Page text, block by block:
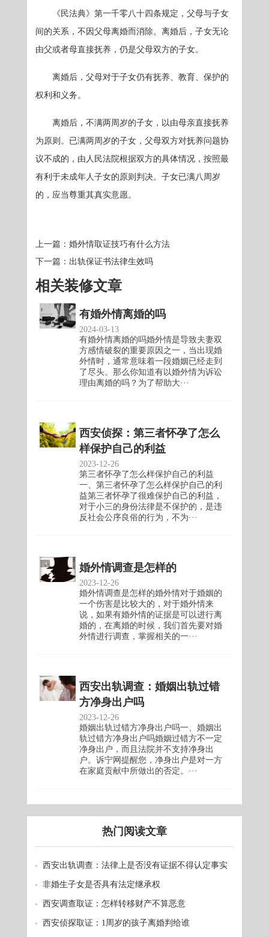
《民法典》第一千零八十四条规定，父母与子女
间的关系，不因父母离婚而消除。离婚后，子女无论
由父或者母直接抚养，仍是父母双方的子女。
离婚后，父母对于子女仍有抚养、教育、保护的
权利和义务。
离婚后，不满两周岁的子女，以由母亲直接抚养
为原则。已满两周岁的子女，父母双方对抚养问题协
议不成的，由人民法院根据双方的具体情况，按照最
有利于未成年人子女的原则判决。子女已满八周岁
的，应当尊重其真实意愿。
上一篇：婚外情取证技巧有什么方法
下一篇： 出轨保证书法律生效吗
相关装修文章
有婚外情离婚的吗
2024-03-13
有婚外情离婚的吗婚外情是导致夫妻双
方感情破裂的重要原因之一，当出现婚
外情时，通常意味着一段婚姻已经走到
了尽头。那么你知道有以婚外情为诉讼
理由离婚的吗？为了帮助大···
西安侦探：第三者怀孕了怎么
样保护自己的利益
2023-12-26
第三者怀孕了怎么样保护自己的利益
一、第三者怀孕了怎么样保护自己的利
益第三者怀孕了很难保护自己的利益，
对于小三的身份法律是不保护的，是违
反社会公序良俗的行为，不为···
婚外情调查是怎样的
2023-12-26
婚外情调查是怎样的婚外情对于婚姻的
一个伤害是比较大的，对于婚外情来
说，如果有婚外情的证据是可以进行离
婚的，在离婚的时候，我们首先要对婚
外情进行调查，掌握相关的一···
西安出轨调查：婚姻出轨过错
方净身出户吗
2023-12-26
婚姻出轨过错方净身出户吗一、婚姻出
轨过错方净身出户吗婚姻过错方不一定
净身出户，而且法院并不支持净身出
户。诉宁网提醒您，净身出户是对一方
在家庭贡献中所做出的否定。···
热门阅读文章
西安出轨调查：法律上是否没有证据不得认定事实
非婚生子女是否具有法定继承权
西安调查取证：怎样转移财产不算恶意
西安侦探取证：1周岁的孩子离婚判给谁